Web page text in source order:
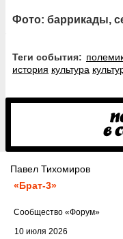
Фото: баррикады,
Теги события:
история культура
Павел Тихомиров
«Брат-3»
10 июля 2026
Cообщество «Форум»